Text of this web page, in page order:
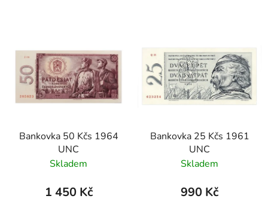
Bankovka 50 Kčs 1964
UNC
Skladem
1 450 Kč
Bankovka 25 Kčs 1961
UNC
Skladem
990 Kč